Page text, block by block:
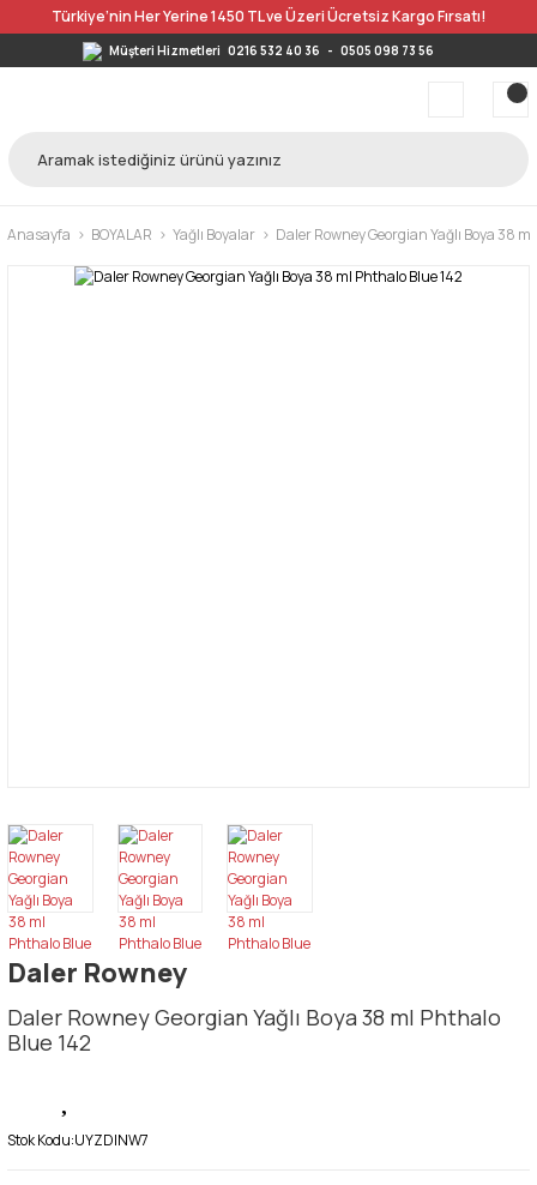
Türkiye’nin Her Yerine 1450 TL ve Üzeri Ücretsiz Kargo Fırsatı!
Müşteri Hizmetleri 0216 532 40 36 - 0505 098 73 56
Anasayfa BOYALAR Yağlı Boyalar Daler Rowney Georgian Yağlı Boya 38 ml
Daler Rowney
Daler Rowney Georgian Yağlı Boya 38 ml Phthalo
Blue 142
Stok Kodu:UYZDINW7